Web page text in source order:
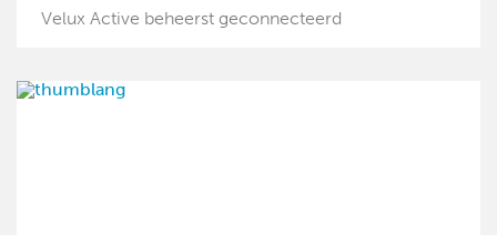
Velux Active beheerst geconnecteerd